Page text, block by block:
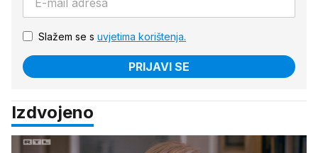
Slažem se s uvjetima korištenja.
PRIJAVI SE
Izdvojeno